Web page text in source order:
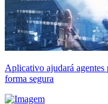
Aplicativo ajudará
forma segura